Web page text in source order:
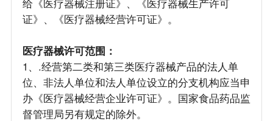
给《医疗器械注册证》、《医疗器械生产许可
证》、《医疗器械经营许可证》。
医疗器械许可范围：
1、.经营第二类和第三类医疗器械产品的法人单
位、非法人单位和法人单位设立的分支机构应当申
办《医疗器械经营企业许可证》。国家食品药品监
督管理局另有规定的除外。